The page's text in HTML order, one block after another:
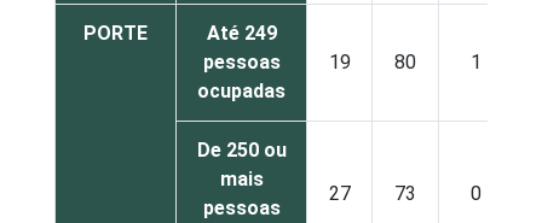
PORTE
Até 249
pessoas
ocupadas
19 80 1
De 250 ou
mais
pessoas
27 73 0